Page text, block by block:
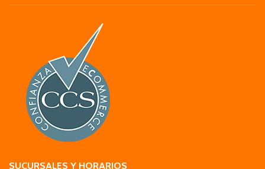
SUCURSALES Y HORARIOS